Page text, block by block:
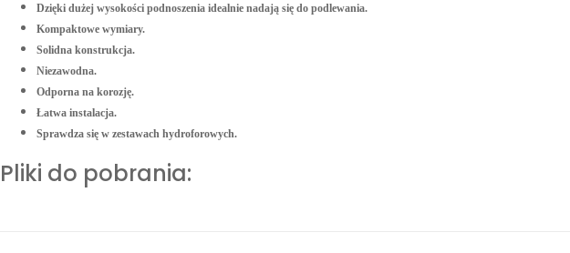
Dzięki dużej wysokości podnoszenia idealnie nadają się do podlewania.
Kompaktowe wymiary.
Solidna konstrukcja.
Niezawodna.
Odporna na korozję.
Łatwa instalacja.
Sprawdza się w zestawach hydroforowych.
Pliki do pobrania: